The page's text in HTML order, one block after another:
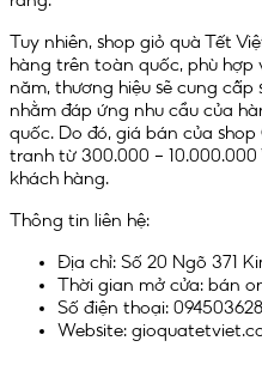
Tuy nhiên, shop giỏ quà Tết
hàng trên toàn quốc, phù hợp
năm, thương hiệu sẽ cung cấp
nhằm đáp ứng nhu cầu của
quốc. Do đó, giá bán của
tranh từ 300.000 –
khách hàng.
Thông tin liên hệ:
Địa chỉ: Số 20 Ngõ 371
Thời gian mở cửa: bán
Số điện thoại:
Website: